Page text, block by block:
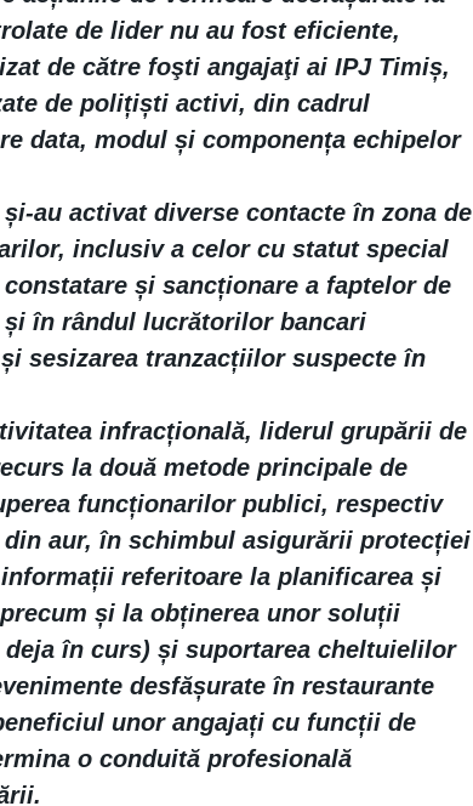
de lider nu au fost eficiente,
de către foşti angajaţi ai IPJ Timiș,
de polițiști activi, din cadrul
data, modul și componența echipelor
au activat diverse contacte în zona de
inclusiv a celor cu statut special
și sancționare a faptelor de
în rândul lucrătorilor bancari
sesizarea tranzacțiilor suspecte în
infracțională, liderul grupării de
la două metode principale de
funcționarilor publici, respectiv
aur, în schimbul asigurării protecției
referitoare la planificarea și
și la obținerea unor soluții
în curs) și suportarea cheltuielilor
desfășurate în restaurante
unor angajați cu funcții de
o conduită profesională